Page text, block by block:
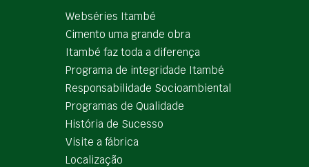
Webséries Itambé
Cimento uma grande obra
Itambé faz toda a diferença
Programa de integridade Itambé
Responsabilidade Socioambiental
Programas de Qualidade
História de Sucesso
Visite a fábrica
Localização